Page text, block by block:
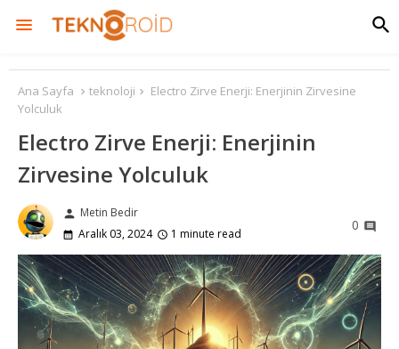
Ana Sayfa teknoloji
Electro Zirve Enerji: Enerjinin Zirvesine
Yolculuk
Electro Zirve Enerji: Enerjinin
Zirvesine Yolculuk
person Metin Bedir
Aralık 03, 2024
1 minute read
0